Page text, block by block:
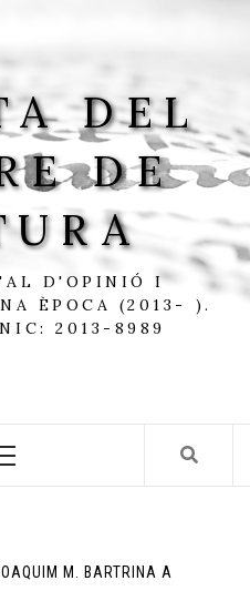
DEL
DE
D'OPINIÓ I
ÈPOCA (2013- ).
2013-8989
Menu
M. BARTRINA A